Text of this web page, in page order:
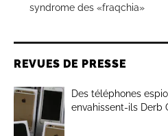
syndrome des «fraqchia»
REVUES DE PRESSE
Des téléphones
envahissent-ils Derb